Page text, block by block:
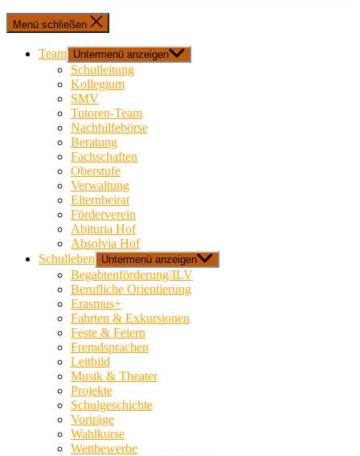
Menü schließen
Team Untermenü anzeigen
Schulleitung
Kollegium
SMV
Tutoren-Team
Nachhilfebörse
Beratung
Fachschaften
Oberstufe
Verwaltung
Elternbeirat
Förderverein
Abituria Hof
Absolvia Hof
Schulleben
Untermenü anzeigen
Begabtenförderung/ILV
Berufliche Orientierung
Erasmus+
Fahrten & Exkursionen
Feste & Feiern
Fremdsprachen
Leitbild
Musik & Theater
Projekte
Schulgeschichte
Vorträge
Wahlkurse
Wettbewerbe